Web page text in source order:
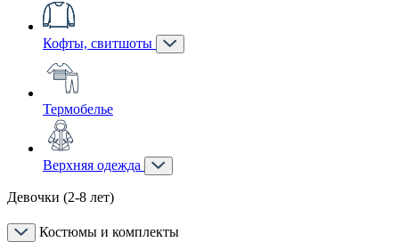
Кофты, свитшоты
Термобелье
Верхняя одежда
Девочки (2-8 лет)
Костюмы и комплекты